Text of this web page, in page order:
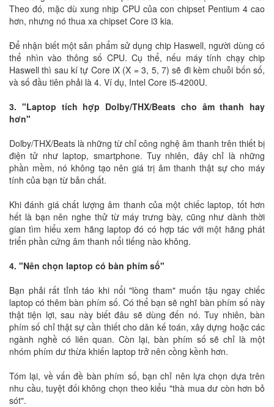
Theo đó, mặc dù xung nhịp CPU của con chipset Pentium 4 cao
hơn, nhưng nó thua xa chipset Core i3 kia.
Để nhận biết một sản phẩm sử dụng chip Haswell, người dùng có
thể nhìn vào thông số CPU. Cụ thể, nếu máy tính chạy chip
Haswell thì sau kí tự Core iX (X = 3, 5, 7) sẽ đi kèm chuỗi bốn số,
và số đầu tiên phải là 4. Ví dụ, Intel Core i5-4200U.
3. "Laptop tích hợp Dolby/THX/Beats cho âm thanh hay
hơn"
Dolby/THX/Beats là những từ chỉ công nghệ âm thanh trên thiết bị
điện tử như laptop, smartphone. Tuy nhiên, đây chỉ là những
phần mềm, nó không tạo nên giá trị âm thanh thật sự cho máy
tính của bạn từ bản chất.
Khi đánh giá chất lượng âm thanh của một chiếc laptop, tốt hơn
hết là bạn nên nghe thử từ máy trưng bày, cũng như dành thời
gian tìm hiểu xem hãng laptop đó có hợp tác với một hãng phát
triển phần cứng âm thanh nổi tiếng nào không.
4. "Nên chọn laptop có bàn phím số"
Bạn phải rất tỉnh táo khi nổi "lòng tham" muốn tậu ngay chiếc
laptop có thêm bàn phím số. Có thể bạn sẽ nghĩ bàn phím số này
thật tiện lợi, sau này biết đâu sẽ dùng đến nó. Tuy nhiên, bàn
phím số chỉ thật sự cần thiết cho dân kế toán, xây dựng hoặc các
ngành nghề có liên quan. Còn lại, bàn phím số sẽ chỉ là một
nhóm phím dư thừa khiến laptop trở nên cồng kềnh hơn.
Tóm lại, về vấn đề bàn phím số, bạn chỉ nên lựa chọn dựa trên
nhu cầu, tuyệt đối không chọn theo kiểu "thà mua dư còn hơn bỏ
sót".